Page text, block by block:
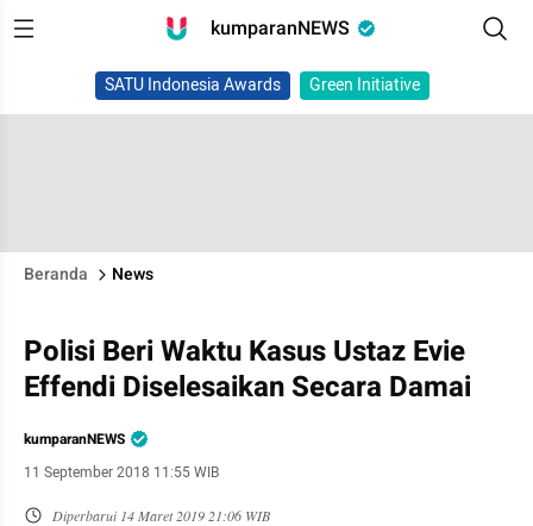
kumparanNEWS
SATU Indonesia Awards Green Initiative
Beranda News
Polisi Beri Waktu Kasus Ustaz Evie
Effendi Diselesaikan Secara Damai
kumparanNEWS
11 September 2018 11:55 WIB
Diperbarui 14 Maret 2019 21:06 WIB